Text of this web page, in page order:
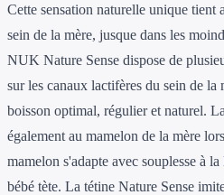
Cette sensation naturelle unique tient
sein de la mère, jusque dans les
NUK Nature Sense dispose de
sur les canaux lactifères du sein de la
boisson optimal, régulier et naturel.
également au mamelon de la mère
mamelon s'adapte avec souplesse à
bébé tète. La tétine Nature Sense